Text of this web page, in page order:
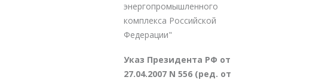
энергопромышленного
комплекса Российской
Федерации"
Указ Президента РФ от
27.04.2007 N 556 (ред. от